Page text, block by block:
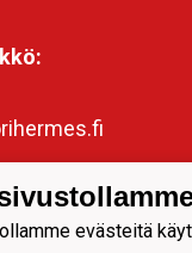
evästeitä